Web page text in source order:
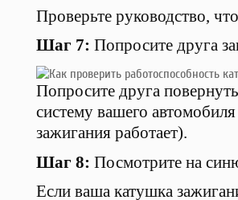
Проверьте руководство,
Шаг 7: Попросите друга
Попросите друга
систему вашего
зажигания работает).
Шаг 8: Посмотрите на
Если ваша катушка